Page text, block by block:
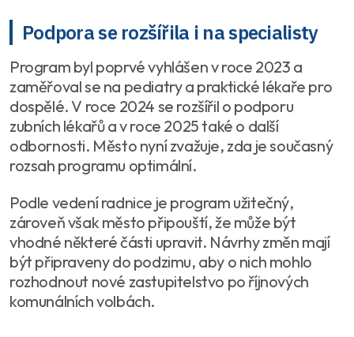
Podpora se rozšířila i na specialisty
Program byl poprvé vyhlášen v roce 2023 a
zaměřoval se na pediatry a praktické lékaře pro
dospělé. V roce 2024 se rozšířil o podporu
zubních lékařů a v roce 2025 také o další
odbornosti. Město nyní zvažuje, zda je současný
rozsah programu optimální.
Podle vedení radnice je program užitečný,
zároveň však město připouští, že může být
vhodné některé části upravit. Návrhy změn mají
být připraveny do podzimu, aby o nich mohlo
rozhodnout nové zastupitelstvo po říjnových
komunálních volbách.